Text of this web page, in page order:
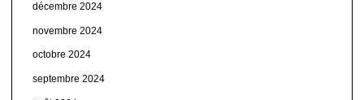
décembre 2024
novembre 2024
octobre 2024
septembre 2024